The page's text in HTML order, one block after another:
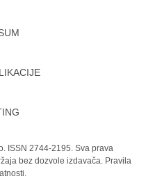
ISSN 2744-2195. Sva prava
bez dozvole izdavača. Pravila